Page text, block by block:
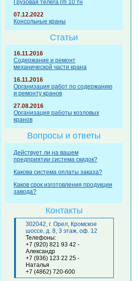
Грузовая телега г/п 10 тн
07.12.2022
Консольные краны
Статьи
16.11.2016
Содержание и ремонт
механической части крана
16.11.2016
Организация работ по содержанию
и ремонту кранов
27.08.2016
Организация работы козловых
кранов
Вопросы и ответы
Действует ли на вашем
предприятии система скидок?
Какова система оплаты заказа?
Каков срок изготовления продукции
завода?
Контакты
302042, г. Орел, Кромское
шоссе, д. 8, 3 этаж, оф. 12
Телефоны:
+7 (920) 821 93 42 -
Александр
+7 (936) 123 22 25 -
Наталья
+7 (4862) 720-600